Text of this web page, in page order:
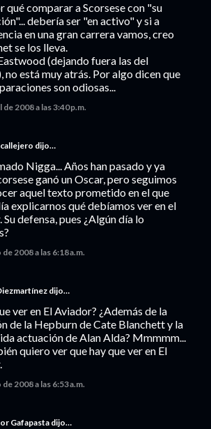
qué comparar a Scorsese con "su
debería ser "en activo" y si a
en una gran carrera vamos, creo
se los lleva.
(dejando fuera las del
no está muy atrás. Por algo dicen que
son odiosas...
de 2008 a las 3:40 p.m.
dijo…
Nigga... Años han pasado y ya
ganó un Oscar, pero seguimos
aquel texto prometido en el que
explicarnos qué debíamos ver en el
Su defensa, pues ¿Algún día lo
de 2008 a las 6:18 a.m.
dijo…
ver en El Aviador? ¿Además de la
de la Hepburn de Cate Blanchett y la
actuación de Alan Alda? Mmmmm...
quiero ver que hay que ver en El
de 2008 a las 6:53 a.m.
Gafapastadijo…